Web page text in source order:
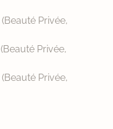
(Beauté Privée,
(Beauté Privée,
(Beauté Privée,